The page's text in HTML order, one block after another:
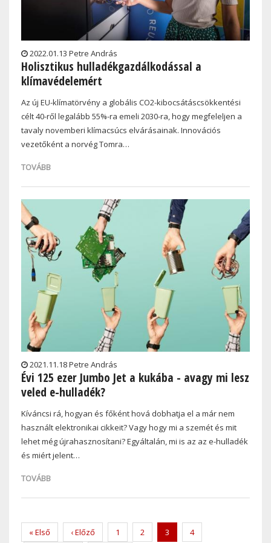
2022.01.13 Petre András
Holisztikus hulladékgazdálkodással a
klímavédelemért
Az új EU-klímatörvény a globális CO2-kibocsátáscsökkentési
célt 40-ről legalább 55%-ra emeli 2030-ra, hogy megfeleljen a
tavaly novemberi klímacsúcs elvárásainak. Innovációs
vezetőként a norvég Tomra…
TOVÁBB
2021.11.18 Petre András
Évi 125 ezer Jumbo Jet a kukába - avagy mi lesz
veled e-hulladék?
Kíváncsi rá, hogyan és főként hová dobhatja el a már nem
használt elektronikai cikkeit? Vagy hogy mi a szemét és mit
lehet még újrahasznosítani? Egyáltalán, mi is az az e-hulladék
és miért jelent…
TOVÁBB
Pagination
First
« Első
Previous
‹ Előző Page
1 Page
2
Current
3 Page
4